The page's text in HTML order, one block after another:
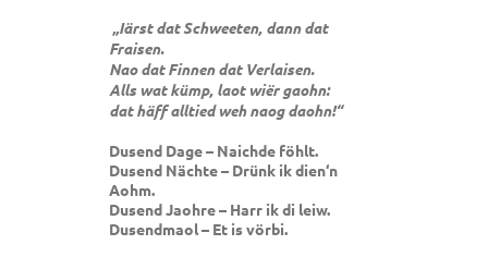
„Iärst dat Schweeten, dann dat
Fraisen.
Nao dat Finnen dat Verlaisen.
Alls wat kümp, laot wiër gaohn:
dat häff alltied weh naog daohn!“
Dusend Dage – Naichde föhlt.
Dusend Nächte – Drünk ik dien‘n
Aohm.
Dusend Jaohre – Harr ik di leiw.
Dusendmaol – Et is vörbi.